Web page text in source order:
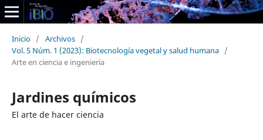
Inicio / Archivos /
Vol. 5 Núm. 1 (2023): Biotecnología vegetal y salud humana /
Arte en ciencia e ingeniería
Jardines químicos
El arte de hacer ciencia